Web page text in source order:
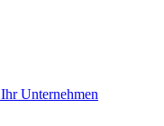
Unternehmen